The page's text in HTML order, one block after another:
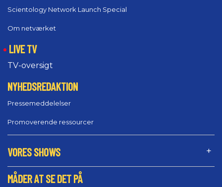
Scientology Network Launch Special
Om netværket
LIVE TV
TV-oversigt
NYHEDSREDAKTION
Pressemeddelelser
Promoverende ressourcer
VORES SHOWS
MÅDER AT SE DET PÅ